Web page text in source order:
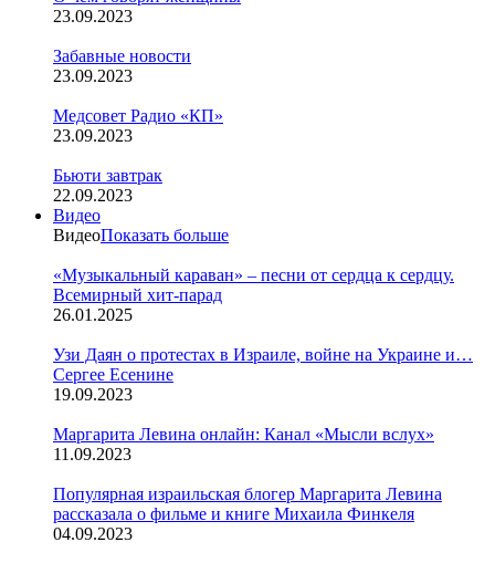
23.09.2023
Забавные новости
23.09.2023
Медсовет Радио «КП»
23.09.2023
Бьюти завтрак
22.09.2023
Видео
ВидеоПоказать больше
«Музыкальный караван» – песни от сердца к сердцу.
Всемирный хит-парад
26.01.2025
Узи Даян о протестах в Израиле, войне на Украине и…
Сергее Есенине
19.09.2023
Маргарита Левина онлайн: Канал «Мысли вслух»
11.09.2023
Популярная израильская блогер Маргарита Левина
рассказала о фильме и книге Михаила Финкеля
04.09.2023